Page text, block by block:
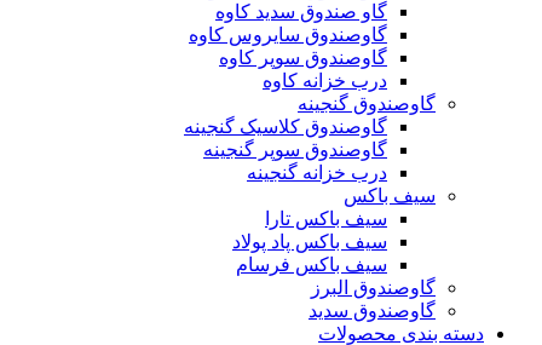
گاو صندوق سدید کاوه
گاوصندوق سایروس کاوه
گاوصندوق سوپر کاوه
درب خزانه کاوه
گاوصندوق گنجینه
گاوصندوق کلاسیک گنجینه
گاوصندوق سوپر گنجینه
درب خزانه گنجینه
سیف باکس
سیف باکس تارا
سیف باکس پاد پولاد
سیف باکس فرسام
گاوصندوق البرز
گاوصندوق سدید
دسته بندی محصولات